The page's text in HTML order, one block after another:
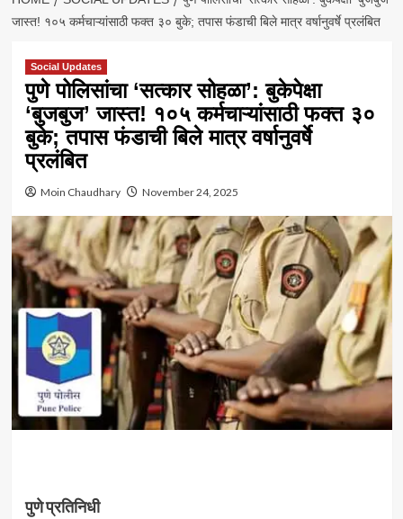
जास्त! १०५ कर्मचाऱ्यांसाठी फक्त ३० बुके; तपास फंडाची बिले मात्र वर्षानुवर्षे प्रलंबित
Social Updates
पुणे पोलिसांचा ‘सत्कार सोहळा’: बुकेपेक्षा
‘बुजबुज’ जास्त! १०५ कर्मचाऱ्यांसाठी फक्त ३०
बुके; तपास फंडाची बिले मात्र वर्षानुवर्षे
प्रलंबित
Moin Chaudhary November 24, 2025
पुणे प्रतिनिधी